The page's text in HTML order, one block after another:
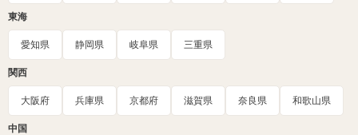
東海
愛知県 静岡県 岐阜県 三重県
関西
大阪府 兵庫県 京都府 滋賀県 奈良県 和歌山県
中国